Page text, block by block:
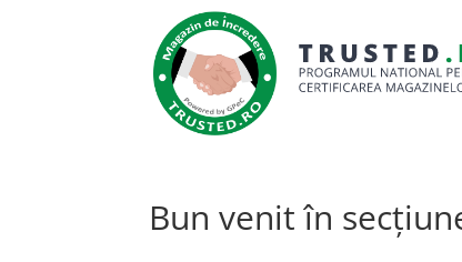
Bun venit în